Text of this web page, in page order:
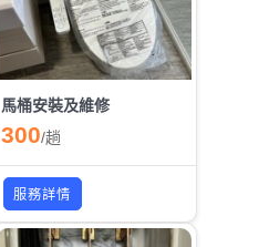
馬桶安裝及維修
300/趟
服務詳情